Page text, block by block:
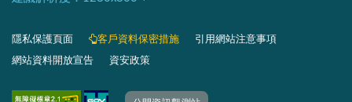
隱私保護頁面​ 客戶資料保密措施 引用網站注意事項
網站資料開放宣告 資安政策